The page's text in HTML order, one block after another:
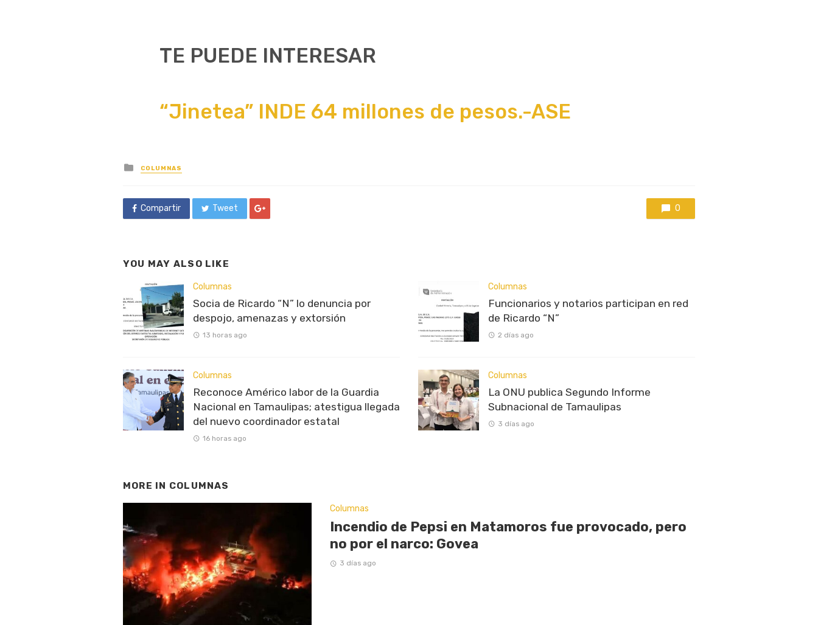
TE PUEDE INTERESAR
“Jinetea” INDE 64 millones de pesos.-ASE
Posted
in
COLUMNAS
Compartir Tweet 0
YOU MAY ALSO LIKE
Columnas
Socia de Ricardo “N” lo denuncia por
despojo, amenazas y extorsión
13 horas ago
Columnas
Reconoce Américo labor de la Guardia
Nacional en Tamaulipas; atestigua llegada
del nuevo coordinador estatal
16 horas ago
Columnas
Funcionarios y notarios participan en red
de Ricardo “N”
2 días ago
Columnas
La ONU publica Segundo Informe
Subnacional de Tamaulipas
3 días ago
MORE IN COLUMNAS
Columnas
Incendio de Pepsi en Matamoros fue provocado, pero
no por el narco: Govea
3 días ago